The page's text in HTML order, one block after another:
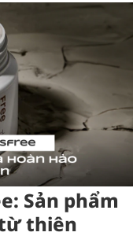
Sản phẩm
thiên